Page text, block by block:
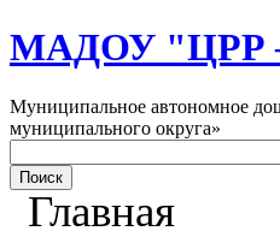
МАДОУ "ЦРР
Муниципальное автономное
муниципального округа»
Главная